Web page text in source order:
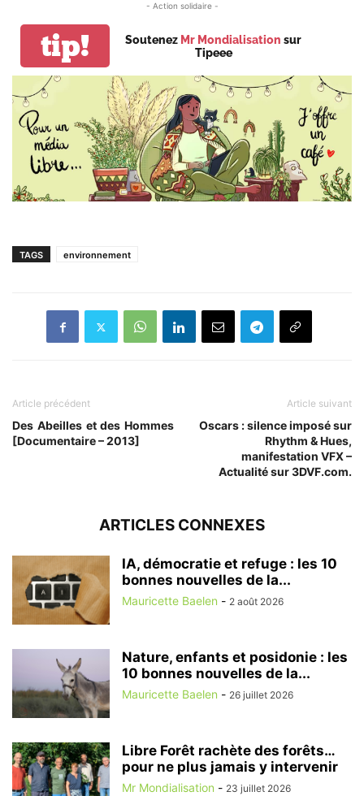
- Action solidaire -
tip! Soutenez Mr Mondialisation sur
Tipeee
TAGS environnement
Article précédent
Des Abeilles et des Hommes
[Documentaire – 2013]
Article suivant
Oscars : silence imposé sur
Rhythm & Hues,
manifestation VFX –
Actualité sur 3DVF.com.
ARTICLES CONNEXES
IA, démocratie et refuge : les 10
bonnes nouvelles de la...
Mauricette Baelen - 2 août 2026
Nature, enfants et posidonie : les
10 bonnes nouvelles de la...
Mauricette Baelen - 26 juillet 2026
Libre Forêt rachète des forêts…
pour ne plus jamais y intervenir
Mr Mondialisation - 23 juillet 2026